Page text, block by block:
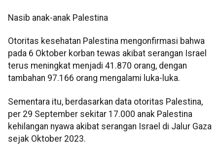
Nasib anak-anak Palestina
Otoritas kesehatan Palestina mengonfirmasi bahwa
pada 6 Oktober korban tewas akibat serangan Israel
terus meningkat menjadi 41.870 orang, dengan
tambahan 97.166 orang mengalami luka-luka.
Sementara itu, berdasarkan data otoritas Palestina,
per 29 September sekitar 17.000 anak Palestina
kehilangan nyawa akibat serangan Israel di Jalur Gaza
sejak Oktober 2023.